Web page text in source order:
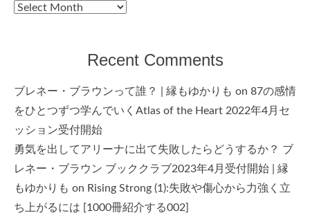
Archives
Recent Comments
ブレネー・ブラウンって誰？ | 縁もゆかりも on 87の感情
をひとつずつ学んでいくAtlas of the Heart 2022年4月セ
ッション受付開始
勇気を出してアリーナに出て失敗したらどうするか？ ブ
レネー・ブラウン ブッククラブ2023年4月受付開始 | 縁
もゆかりも on Rising Strong (1):失敗や傷心から力強く立
ち上がるには [1000冊紹介する002]